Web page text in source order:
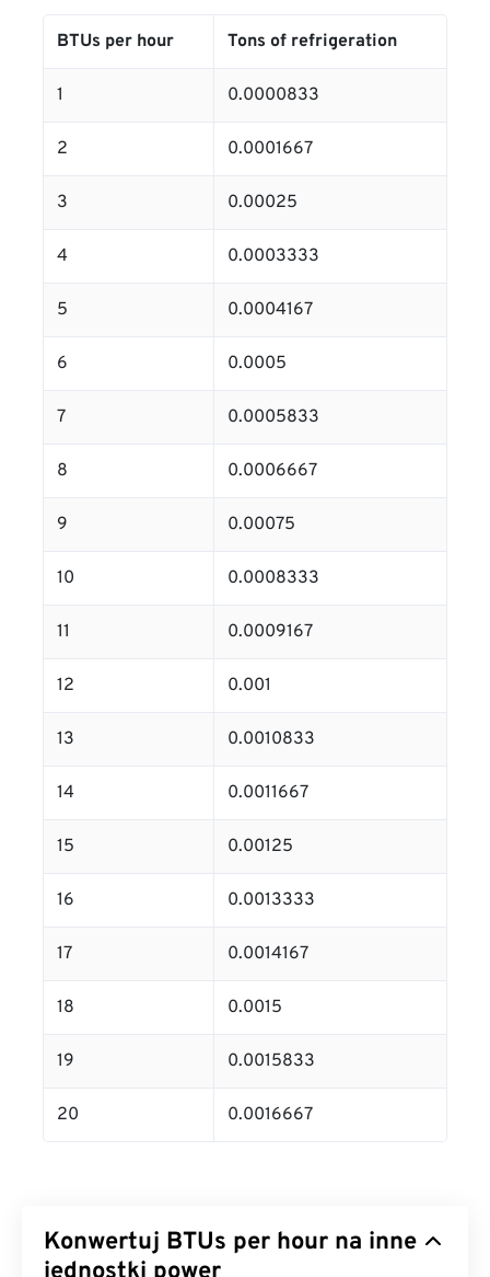
BTUs per hour Tons of refrigeration
1 0.0000833
2 0.0001667
3 0.00025
4 0.0003333
5 0.0004167
6 0.0005
7 0.0005833
8 0.0006667
9 0.00075
10 0.0008333
11 0.0009167
12 0.001
13 0.0010833
14 0.0011667
15 0.00125
16 0.0013333
17 0.0014167
18 0.0015
19 0.0015833
20 0.0016667
Konwertuj BTUs per hour na inne